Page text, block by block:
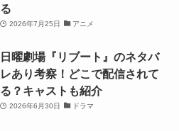
る
2026年7月25日 アニメ
日曜劇場『リブート』のネタバ
レあり考察！どこで配信されて
る？キャストも紹介
2026年6月30日 ドラマ